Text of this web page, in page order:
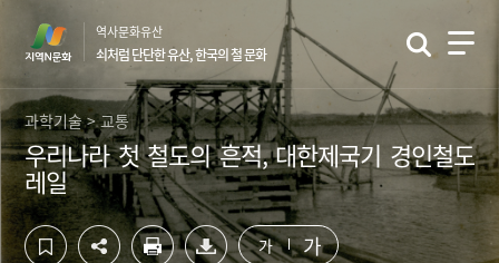
영
역
바
로
가
기
역
바
로
가
기
역사문화유산
쇠처럼 단단한 유산, 한국의 철 문화
과학기술 > 교통
우리나라 첫 철도의 흔적, 대한제국기 경인철도
레일
가 가